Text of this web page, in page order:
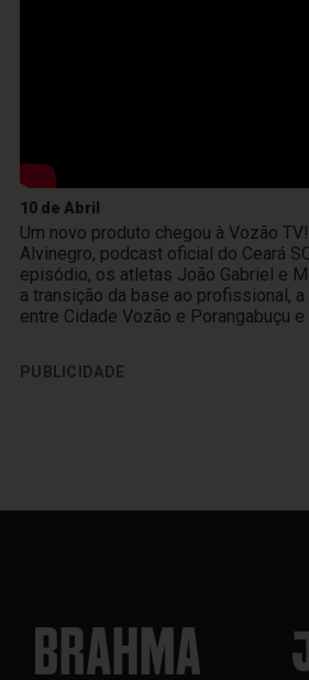
10 de Abril
Um novo produto chegou à Vozão
Alvinegro, podcast oficial do Ceará
episódio, os atletas João Gabriel e
a transição da base ao profissional,
entre Cidade Vozão e Porangabuçu e
PUBLICIDADE